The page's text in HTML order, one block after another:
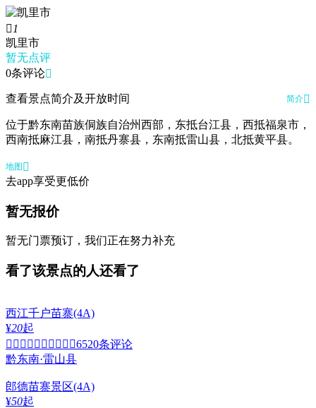
 1
凯里市
暂无点评
0条评论
查看景点简介及开放时间 简介
位于黔东南苗族侗族自治州西部，东抵台江县，西抵福泉市，
西南抵麻江县，南抵丹寨县，东南抵雷山县，北抵黄平县。
地图 
去app享受更低价
暂无报价
暂无门票预订，我们正在努力补充
看了该景点的人还看了
西江千户苗寨(4A)
¥20起
 6520条评论
黔东南·雷山县
郎德苗寨景区(4A)
¥50起